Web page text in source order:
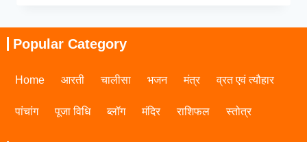
Popular Category
Home आरती चालीसा भजन मंत्र व्रत एवं त्यौहार
पांचांग पूजा विधि ब्लॉग मंदिर राशिफल स्तोत्र